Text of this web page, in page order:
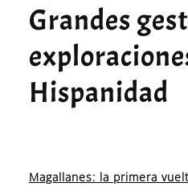
Grandes
Hispanidad
Magallanes: la primera